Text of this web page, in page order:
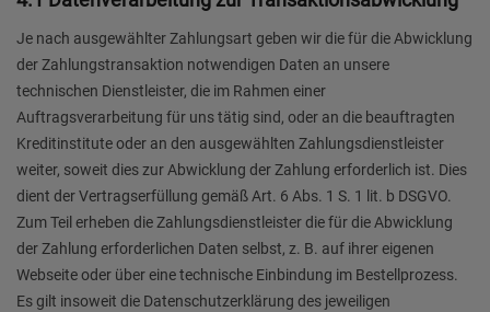
Je nach ausgewählter Zahlungsart geben wir die für die Abwicklung
der Zahlungstransaktion notwendigen Daten an unsere
technischen Dienstleister, die im Rahmen einer
Auftragsverarbeitung für uns tätig sind, oder an die beauftragten
Kreditinstitute oder an den ausgewählten Zahlungsdienstleister
weiter, soweit dies zur Abwicklung der Zahlung erforderlich ist. Dies
dient der Vertragserfüllung gemäß Art. 6 Abs. 1 S. 1 lit. b DSGVO.
Zum Teil erheben die Zahlungsdienstleister die für die Abwicklung
der Zahlung erforderlichen Daten selbst, z. B. auf ihrer eigenen
Webseite oder über eine technische Einbindung im Bestellprozess.
Es gilt insoweit die Datenschutzerklärung des jeweiligen